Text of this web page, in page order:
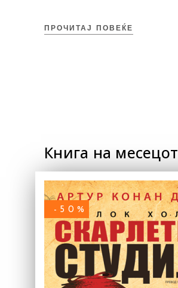
ПРОЧИТАЈ ПОВЕЌЕ
Книга на месецот
-50%